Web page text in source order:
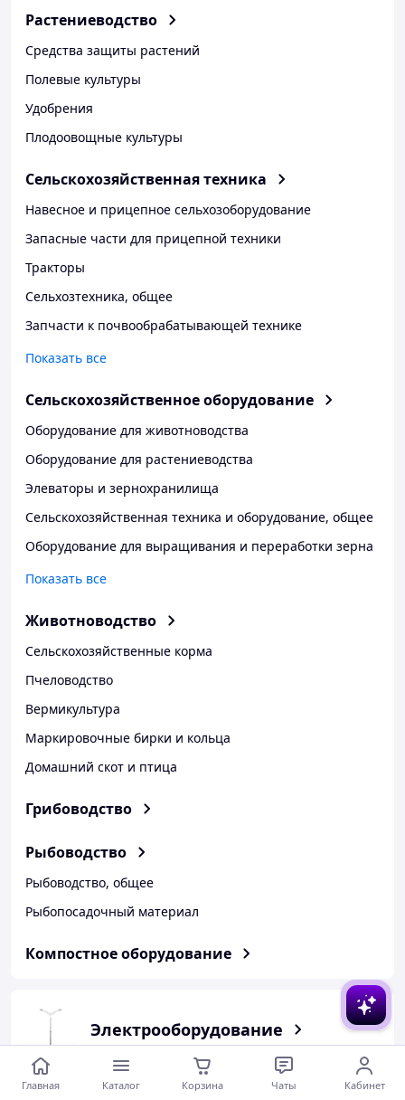
Растениеводство
Средства защиты растений
Полевые культуры
Удобрения
Плодоовощные культуры
Сельскохозяйственная техника
Навесное и прицепное сельхозоборудование
Запасные части для прицепной техники
Тракторы
Сельхозтехника, общее
Запчасти к почвообрабатывающей технике
Показать все
Сельскохозяйственное оборудование
Оборудование для животноводства
Оборудование для растениеводства
Элеваторы и зернохранилища
Сельскохозяйственная техника и оборудование, общее
Оборудование для выращивания и переработки зерна
Показать все
Животноводство
Сельскохозяйственные корма
Пчеловодство
Вермикультура
Маркировочные бирки и кольца
Домашний скот и птица
Грибоводство
Рыбоводство
Рыбоводство, общее
Рыбопосадочный материал
Компостное оборудование
Электрооборудование
Освещение, электрика
Главная Каталог Корзина Чаты Кабинет